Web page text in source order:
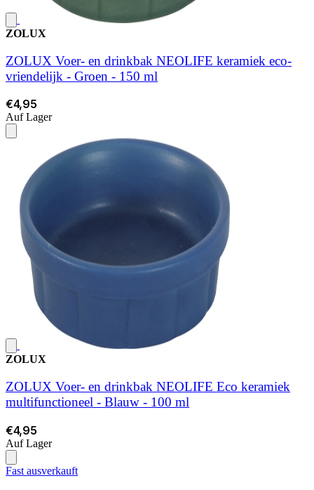
ZOLUX
ZOLUX Voer- en drinkbak NEOLIFE keramiek eco-
vriendelijk - Groen - 150 ml
€4,95
Auf Lager
ZOLUX
ZOLUX Voer- en drinkbak NEOLIFE Eco keramiek
multifunctioneel - Blauw - 100 ml
€4,95
Auf Lager
Fast ausverkauft